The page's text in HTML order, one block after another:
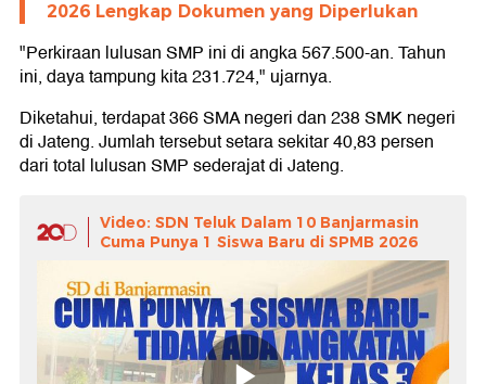
2026 Lengkap Dokumen yang Diperlukan
"Perkiraan lulusan SMP ini di angka 567.500-an. Tahun
ini, daya tampung kita 231.724," ujarnya.
Diketahui, terdapat 366 SMA negeri dan 238 SMK negeri
di Jateng. Jumlah tersebut setara sekitar 40,83 persen
dari total lulusan SMP sederajat di Jateng.
Video: SDN Teluk Dalam 10 Banjarmasin
Cuma Punya 1 Siswa Baru di SPMB 2026